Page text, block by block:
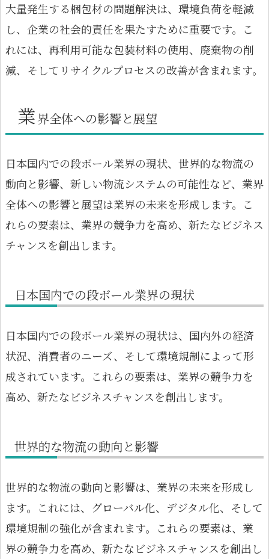
大量発生する梱包材の問題解決は、環境負荷を軽減
し、企業の社会的責任を果たすために重要です。こ
れには、再利用可能な包装材料の使用、廃棄物の削
減、そしてリサイクルプロセスの改善が含まれます。
業界全体への影響と展望
日本国内での段ボール業界の現状、世界的な物流の
動向と影響、新しい物流システムの可能性など、業界
全体への影響と展望は業界の未来を形成します。こ
れらの要素は、業界の競争力を高め、新たなビジネス
チャンスを創出します。
日本国内での段ボール業界の現状
日本国内での段ボール業界の現状は、国内外の経済
状況、消費者のニーズ、そして環境規制によって形
成されています。これらの要素は、業界の競争力を
高め、新たなビジネスチャンスを創出します。
世界的な物流の動向と影響
世界的な物流の動向と影響は、業界の未来を形成し
ます。これには、グローバル化、デジタル化、そして
環境規制の強化が含まれます。これらの要素は、業
界の競争力を高め、新たなビジネスチャンスを創出し